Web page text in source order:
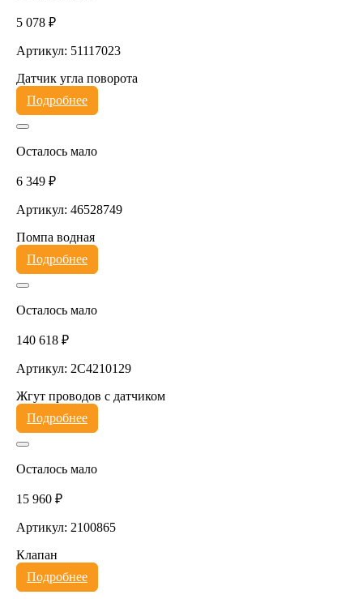
5 078 ₽
Артикул: 51117023
Датчик угла поворота
Подробнее
Осталось мало
6 349 ₽
Артикул: 46528749
Помпа водная
Подробнее
Осталось мало
140 618 ₽
Артикул: 2C4210129
Жгут проводов с датчиком
Подробнее
Осталось мало
15 960 ₽
Артикул: 2100865
Клапан
Подробнее